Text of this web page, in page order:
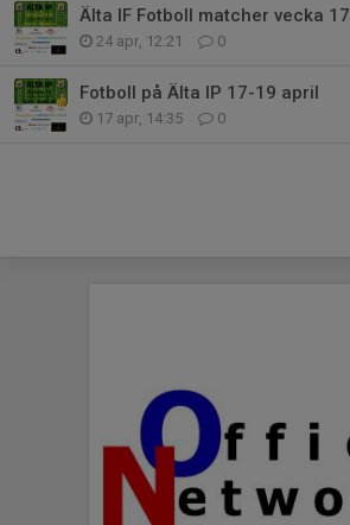
Älta IF Fotboll matcher vecka 17
24 apr, 12:21 0
Fotboll på Älta IP 17-19 april
17 apr, 14:35 0